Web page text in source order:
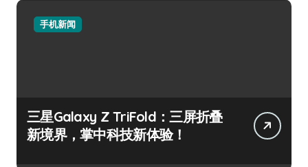
手机新闻
三星Galaxy Z TriFold：三屏折叠
新境界，掌中科技新体验！